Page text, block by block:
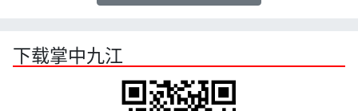
下载掌中九江